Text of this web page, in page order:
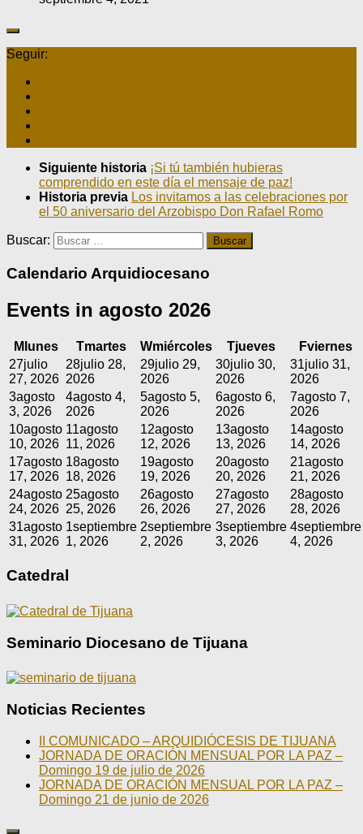
Seguir:
Siguiente historia ¡Si tú también hubieras
comprendido en este día el mensaje de paz!
Historia previa Los invitamos a las celebraciones por
el 50 aniversario del Arzobispo Don Rafael Romo
Buscar:
Calendario Arquidiocesano
Events in agosto 2026
M lunes Tmartes Wmiércoles Tjueves Fviernes
27julio
27, 2026
28julio 28,
2026
29julio 29,
2026
30julio 30,
2026
31julio 31,
2026
3agosto
3, 2026
4agosto 4,
2026
5agosto 5,
2026
6agosto 6,
2026
7agosto 7,
2026
10agosto
10, 2026
11agosto
11, 2026
12agosto
12, 2026
13agosto
13, 2026
14agosto
14, 2026
17agosto
17, 2026
18agosto
18, 2026
19agosto
19, 2026
20agosto
20, 2026
21agosto
21, 2026
24agosto
24, 2026
25agosto
25, 2026
26agosto
26, 2026
27agosto
27, 2026
28agosto
28, 2026
31agosto
31, 2026
1septiembre
1, 2026
2septiembre
2, 2026
3septiembre
3, 2026
4septiembre
4, 2026
Catedral
Seminario Diocesano de Tijuana
Noticias Recientes
II COMUNICADO – ARQUIDIÓCESIS DE TIJUANA
JORNADA DE ORACIÓN MENSUAL POR LA PAZ –
Domingo 19 de julio de 2026
JORNADA DE ORACIÓN MENSUAL POR LA PAZ –
Domingo 21 de junio de 2026